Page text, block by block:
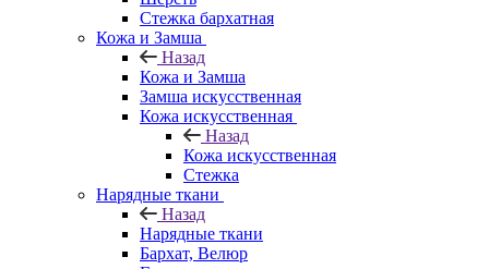
Стежка бархатная
Кожа и Замша
Назад
Кожа и Замша
Замша искусственная
Кожа искусственная
Назад
Кожа искусственная
Стежка
Нарядные ткани
Назад
Нарядные ткани
Бархат, Велюр